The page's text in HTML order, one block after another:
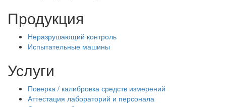
Продукция
Неразрушающий контроль
Испытательные машины
Услуги
Поверка / калибровка средств измерений
Аттестация лабораторий и персонала